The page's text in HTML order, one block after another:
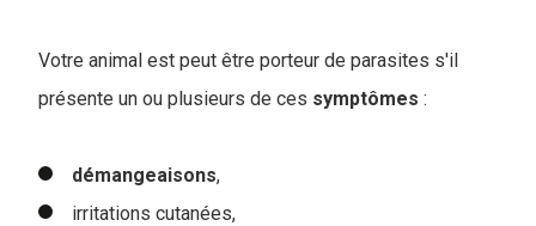
Votre animal est peut être porteur de parasites s'il
présente un ou plusieurs de ces symptômes :
démangeaisons,
irritations cutanées,